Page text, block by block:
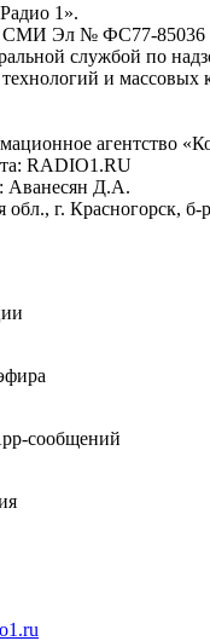
1».
СМИ Эл № ФС77-85036
службой по
и массовых
агентство
RADIO1.RU
Аванесян Д.А.
обл., г. Красногорск, б-
сообщений